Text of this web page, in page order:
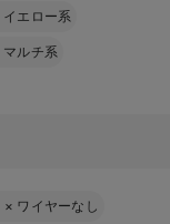
イエロー系
マルチ系
× ワイヤーなし